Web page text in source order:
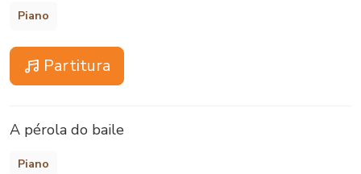
Piano
Partitura
A pérola do baile
Piano